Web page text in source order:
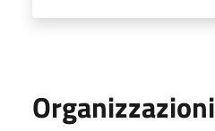
Organizzazioni